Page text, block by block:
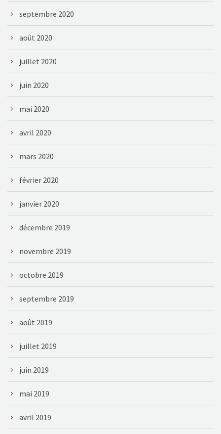
septembre 2020
août 2020
juillet 2020
juin 2020
mai 2020
avril 2020
mars 2020
février 2020
janvier 2020
décembre 2019
novembre 2019
octobre 2019
septembre 2019
août 2019
juillet 2019
juin 2019
mai 2019
avril 2019